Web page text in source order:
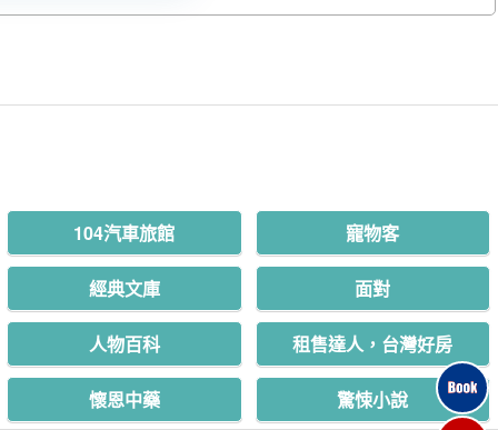
104汽車旅館 寵物客
經典文庫 面對
人物百科 租售達人，台灣好房
懷恩中藥 驚悚小說